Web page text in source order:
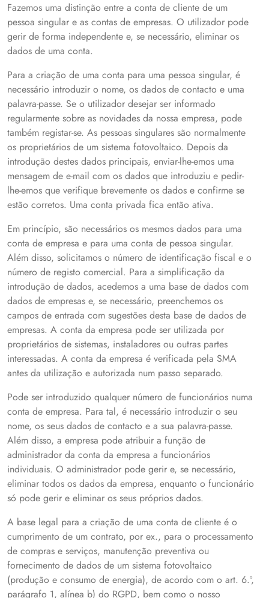
Fazemos uma distinção entre a conta de cliente de um
pessoa singular e as contas de empresas. O utilizador pode
gerir de forma independente e, se necessário, eliminar os
dados de uma conta.
Para a criação de uma conta para uma pessoa singular, é
necessário introduzir o nome, os dados de contacto e uma
palavra-passe. Se o utilizador desejar ser informado
regularmente sobre as novidades da nossa empresa, pode
também registar-se. As pessoas singulares são normalmente
os proprietários de um sistema fotovoltaico. Depois da
introdução destes dados principais, enviar-lhe-emos uma
mensagem de e-mail com os dados que introduziu e pedir-
lhe-emos que verifique brevemente os dados e confirme se
estão corretos. Uma conta privada fica então ativa.
Em princípio, são necessários os mesmos dados para uma
conta de empresa e para uma conta de pessoa singular.
Além disso, solicitamos o número de identificação fiscal e o
número de registo comercial. Para a simplificação da
introdução de dados, acedemos a uma base de dados com
dados de empresas e, se necessário, preenchemos os
campos de entrada com sugestões desta base de dados de
empresas. A conta da empresa pode ser utilizada por
proprietários de sistemas, instaladores ou outras partes
interessadas. A conta da empresa é verificada pela SMA
antes da utilização e autorizada num passo separado.
Pode ser introduzido qualquer número de funcionários numa
conta de empresa. Para tal, é necessário introduzir o seu
nome, os seus dados de contacto e a sua palavra-passe.
Além disso, a empresa pode atribuir a função de
administrador da conta da empresa a funcionários
individuais. O administrador pode gerir e, se necessário,
eliminar todos os dados da empresa, enquanto o funcionário
só pode gerir e eliminar os seus próprios dados.
A base legal para a criação de uma conta de cliente é o
cumprimento de um contrato, por ex., para o processamento
de compras e serviços, manutenção preventiva ou
fornecimento de dados de um sistema fotovoltaico
(produção e consumo de energia), de acordo com o art. 6.º,
parágrafo 1, alínea b) do RGPD, bem como o nosso